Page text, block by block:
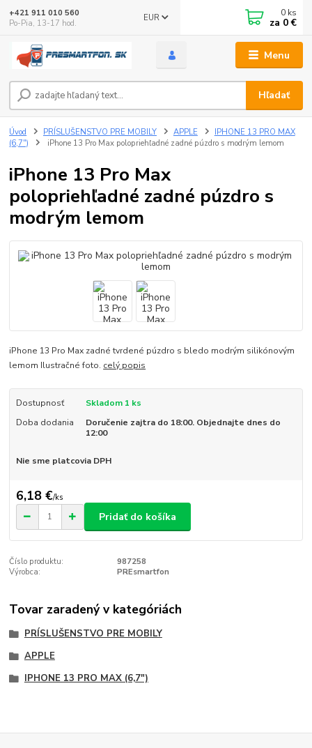
Menu
EUR
Hľadať
+421 911 010 560
Po-Pia, 13-17 hod.
0 ks
za 0 €
Úvod PRÍSLUŠENSTVO PRE MOBILY APPLE
IPHONE 13 PRO MAX
(6,7")
iPhone 13 Pro Max polopriehľadné zadné púzdro s modrým lemom
iPhone 13 Pro Max
polopriehľadné zadné púzdro s
modrým lemom
iPhone 13 Pro Max zadné tvrdené púzdro s bledo modrým silikónovým
lemom Ilustračné foto. celý popis
Dostupnosť
Skladom 1 ks
Doba dodania
Doručenie zajtra do 18:00. Objednajte dnes do
12:00
Nie sme platcovia DPH
6,18 €/ks
Pridať do košíka
Číslo produktu:
987258
Výrobca:
PREsmartfon
Tovar zaradený v kategóriách
PRÍSLUŠENSTVO PRE MOBILY
APPLE
IPHONE 13 PRO MAX (6,7")